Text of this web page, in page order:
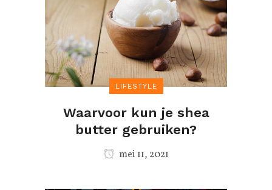
LIFESTYLE
Waarvoor kun je shea
butter gebruiken?
mei 11, 2021